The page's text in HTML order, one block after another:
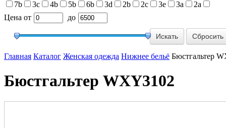
7b
3c 4b 5b 6b 3d 2b 2c 3e 3a
2a
Цена от до
Сбросить
Главная Каталог Женская одежда Нижнее бельё Бюстгальтер
Бюстгальтер WXY3102